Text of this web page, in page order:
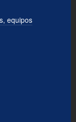
equipos